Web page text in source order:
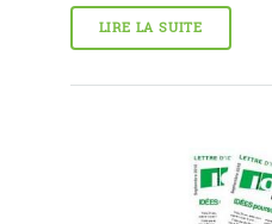
LIRE LA SUITE